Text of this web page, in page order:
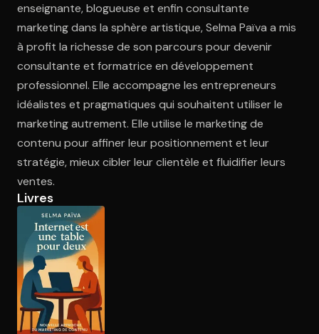
enseignante, blogueuse et enfin consultante
marketing dans la sphère artistique, Selma Païva a mis
à profit la richesse de son parcours pour devenir
consultante et formatrice en développement
professionnel. Elle accompagne les entrepreneurs
idéalistes et pragmatiques qui souhaitent utiliser le
marketing autrement. Elle utilise le marketing de
contenu pour affiner leur positionnement et leur
stratégie, mieux cibler leur clientèle et fluidifier leurs
ventes.
Livres